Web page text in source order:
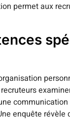
permet aux
enquête